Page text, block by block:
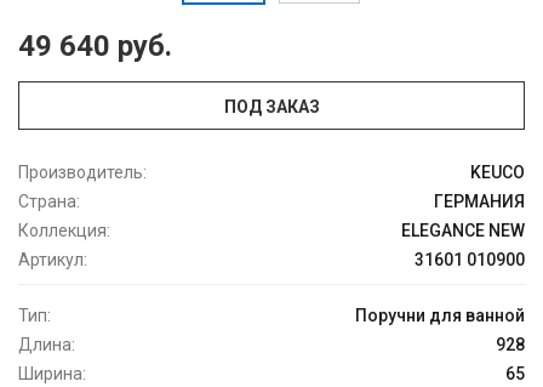
49 640 руб.
ПОД ЗАКАЗ
Производитель:
KEUCO
Страна:
ГЕРМАНИЯ
Коллекция:
ELEGANCE NEW
Артикул:
31601 010900
Тип:
Поручни для ванной
Длина:
928
Ширина:
65